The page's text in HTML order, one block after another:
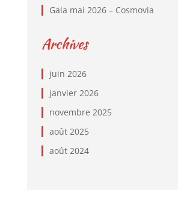
Gala mai 2026 – Cosmovia
Archives
juin 2026
janvier 2026
novembre 2025
août 2025
août 2024